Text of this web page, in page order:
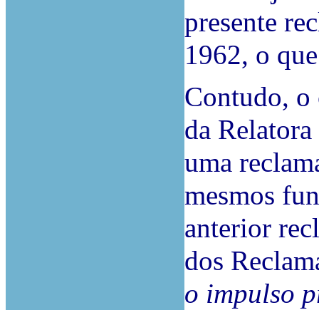
presente
1962, o
Contudo, o
da
uma
mesmos
anterior
dos
o impulso